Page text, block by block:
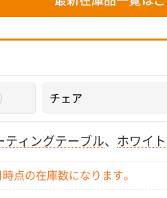
ティングテーブル、 ホワイ
点の在庫数になります。